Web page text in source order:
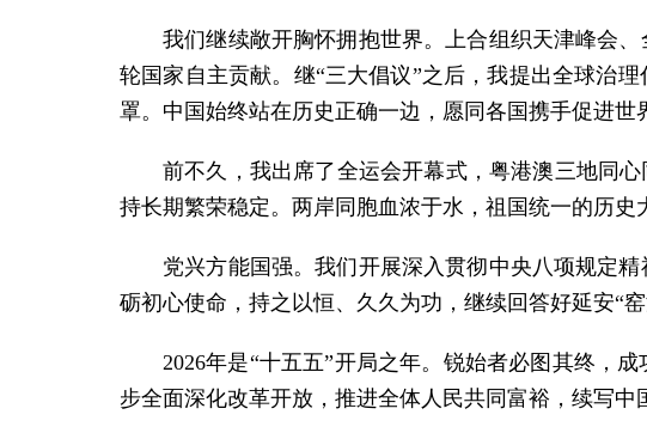
我们继续敞开胸怀拥抱世界。上合组织天津峰会
轮国家自主贡献。继“三大倡议”之后，我提出全球治
罩。中国始终站在历史正确一边，愿同各国携手促进世
前不久，我出席了全运会开幕式，粤港澳三地同
持长期繁荣稳定。两岸同胞血浓于水，祖国统一的历史
党兴方能国强。我们开展深入贯彻中央八项规定
砺初心使命，持之以恒、久久为功，继续回答好延安“
2026年是“十五五”开局之年。锐始者必图其终，
步全面深化改革开放，推进全体人民共同富裕，续写中